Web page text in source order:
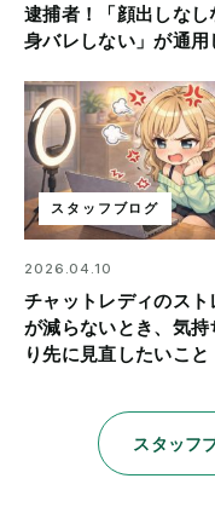
逮捕者！「顔出しなし
身バレしない」が通用
スタッフブログ
2026.04.10
チャットレディのスト
が減らないとき、気持
り先に見直したいこと
スタッフ